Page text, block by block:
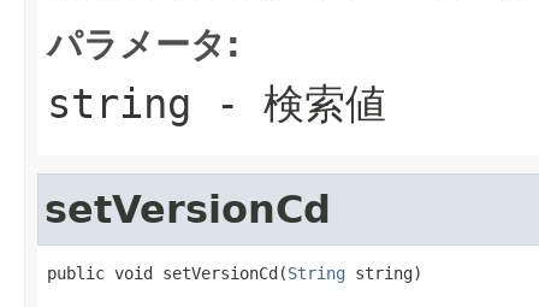
パラメータ:
string - 検索値
setVersionCd
public void setVersionCd(String string)